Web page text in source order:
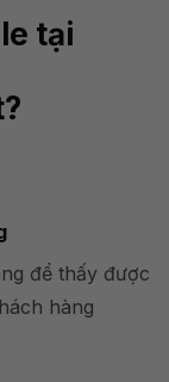
tại
để thấy được
hàng